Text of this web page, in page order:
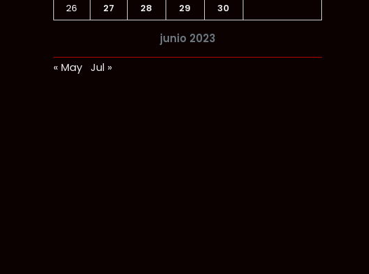
junio 2023
26
27 28 29 30
« May Jul »